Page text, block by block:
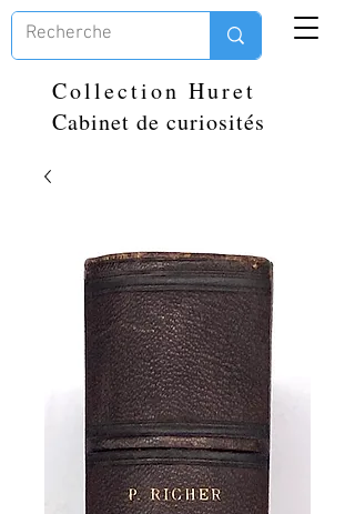
Collection Huret
Cabinet de curiosités